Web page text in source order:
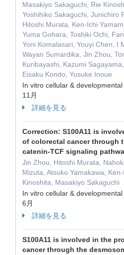
Masakiyo Sakaguchi, Rie
Yoshihiko Sakaguchi, Junichiro
Hitoshi Murata, Ken-Ichi
Yuma Gohara, Toshiki Ochi,
Yoni Komalasari, Youyi Chen, I
Wayan Sumardika, Jin Zhou,
Kuribayashi, Kazumi
Eisaku Kondo, Yusuke Inoue
In vitro cellular &
11月
詳細を見る
Correction: S100A11 is
of colorectal cancer through
catenin-TCF signaling
Jin Zhou, Hitoshi Murata,
Mizuta, Atsuko Yamakawa,
Kinoshita, Masakiyo Sakaguchi
In vitro cellular &
6月
詳細を見る
S100A11 is involved in the
cancer through the